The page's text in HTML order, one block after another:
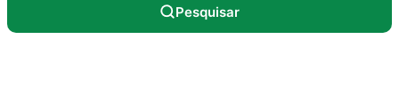
Pesquisar